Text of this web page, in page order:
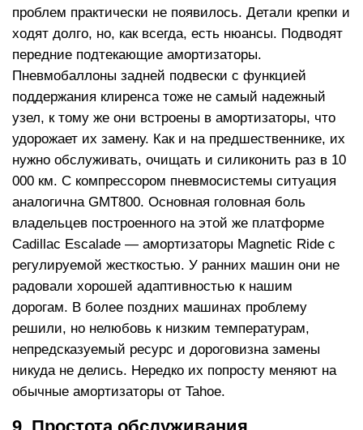
проблем практически не появилось. Детали крепки и
ходят долго, но, как всегда, есть нюансы. Подводят
передние подтекающие амортизаторы.
Пневмобаллоны задней подвески с функцией
поддержания клиренса тоже не самый надежный
узел, к тому же они встроены в амортизаторы, что
удорожает их замену. Как и на предшественнике, их
нужно обслуживать, очищать и силиконить раз в 10
000 км. С компрессором пневмосистемы ситуация
аналогична GMT800. Основная головная боль
владельцев построенного на этой же платформе
Cadillac Escalade — амортизаторы Magnetic Ride с
регулируемой жесткостью. У ранних машин они не
радовали хорошей адаптивностью к нашим
дорогам. В более поздних машинах проблему
решили, но нелюбовь к низким температурам,
непредсказуемый ресурс и дороговизна замены
никуда не делись. Нередко их попросту меняют на
обычные амортизаторы от Tahoe.